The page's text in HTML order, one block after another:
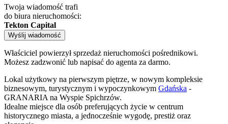
Twoja wiadomość trafi
do biura nieruchomości:
Tekton Capital
Wyślij wiadomość
Właściciel powierzył sprzedaż nieruchomości pośrednikowi.
Możesz zadzwonić lub napisać do agenta za darmo.
Lokal użytkowy na pierwszym piętrze, w nowym kompleksie
biznesowym, turystycznym i wypoczynkowym Gdańska -
GRANARIA na Wyspie Spichrzów.
Idealne miejsce dla osób preferujących życie w centrum
historycznego miasta, a jednocześnie wygodę, prestiż oraz